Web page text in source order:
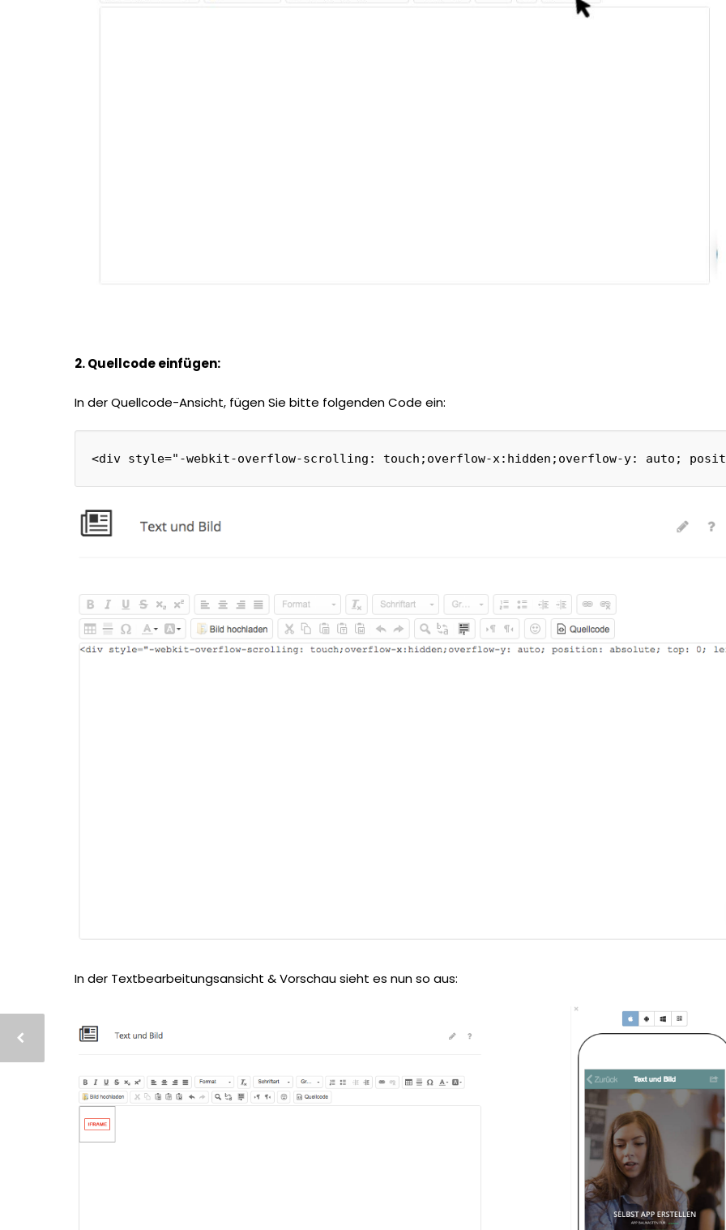
2. Quellcode einfügen:
In der Quellcode-Ansicht, fügen Sie bitte folgenden Code ein:
<div style=" -webkit-overflow-scrolling : touch ; overflow-x: hidden ; overflow-y: auto ;
In der Textbearbeitungsansicht & Vorschau sieht es nun so aus: